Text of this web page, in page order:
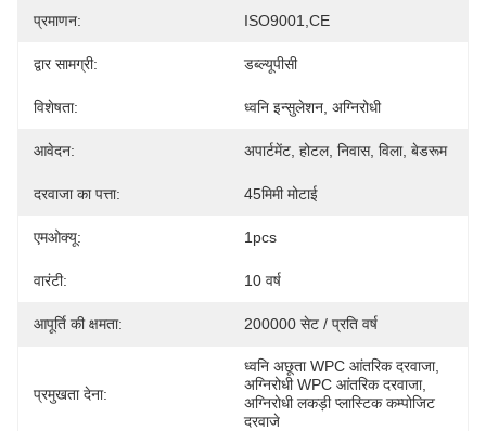
प्रमाणन: ISO9001,CE
द्वार सामग्री: डब्ल्यूपीसी
विशेषता: ध्वनि इन्सुलेशन, अग्निरोधी
आवेदन: अपार्टमेंट, होटल, निवास, विला, बेडरूम
दरवाजा का पत्ता: 45मिमी मोटाई
एमओक्यू: 1pcs
वारंटी: 10 वर्ष
आपूर्ति की क्षमता: 200000 सेट / प्रति वर्ष
प्रमुखता देना:
ध्वनि अछूता WPC आंतरिक दरवाजा,
अग्निरोधी WPC आंतरिक दरवाजा,
अग्निरोधी लकड़ी प्लास्टिक कम्पोजिट
दरवाजे